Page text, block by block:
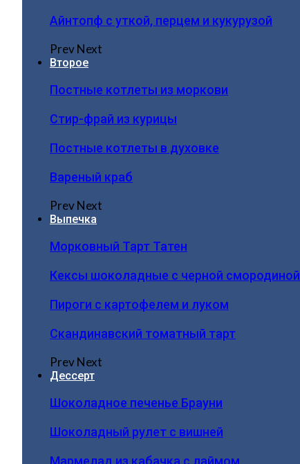
Айнтопф с уткой, перцем и кукурузой
PrevNext
Второе
Постные котлеты из моркови
Стир-фрай из курицы
Постные котлеты в духовке
Вареный краб
PrevNext
Выпечка
Морковный Тарт Татен
Кексы шоколадные с черной смородиной
Пироги c картофелем и луком
Скандинавский томатный тарт
PrevNext
Дессерт
Шоколадное печенье Брауни
Шоколадный рулет с вишней
Мармелад из кабачка с лаймом